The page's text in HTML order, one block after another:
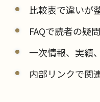
比較表で違いが
FAQで読者の疑
一次情報、実績
内部リンクで関